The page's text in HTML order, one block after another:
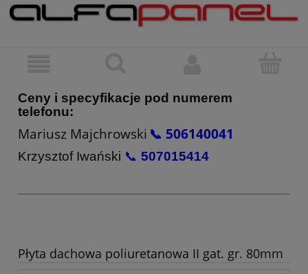
Ceny i specyfikacje pod numerem
telefonu:
Mariusz Majchrowski 📞 506140041
Krzysztof Iwański 📞 507015414
Płyta dachowa poliuretanowa II gat. gr. 80mm